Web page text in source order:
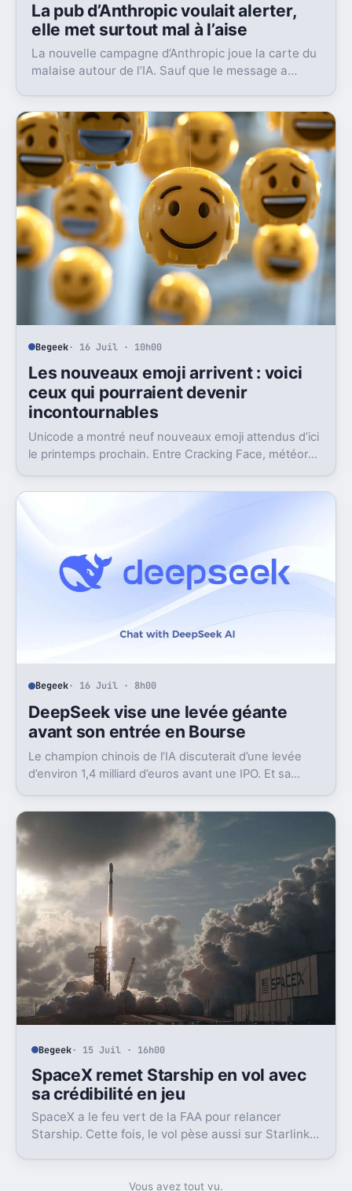
La pub d’Anthropic voulait alerter,
elle met surtout mal à l’aise
La nouvelle campagne d’Anthropic joue la carte du
malaise autour de l’IA. Sauf que le message a
Begeek· 16 Juil · 10h00
Les nouveaux emoji arrivent : voici
ceux qui pourraient devenir
incontournables
Unicode a montré neuf nouveaux emoji attendus d’ici
le printemps prochain. Entre Cracking Face, météore
Begeek· 16 Juil · 8h00
DeepSeek vise une levée géante
avant son entrée en Bourse
Le champion chinois de l’IA discuterait d’une levée
d’environ 1,4 milliard d’euros avant une IPO. Et sa
Begeek· 15 Juil · 16h00
SpaceX remet Starship en vol avec
sa crédibilité en jeu
SpaceX a le feu vert de la FAA pour relancer
Starship. Cette fois, le vol pèse aussi sur Starlink